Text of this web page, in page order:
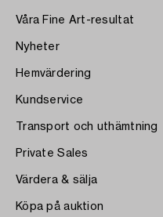
Våra Fine Art-resultat
Nyheter
Hemvärdering
Kundservice
Transport och uthämtning
Private Sales
Värdera & sälja
Köpa på auktion